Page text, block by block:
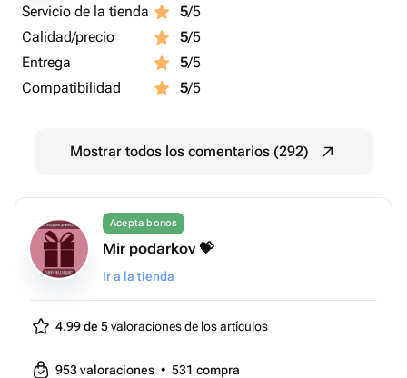
Servicio de la tienda 5/5
Calidad/precio
5/5
Entrega
5/5
Compatibilidad
5/5
Mostrar todos los comentarios (292)
Acepta bonos
Mir podarkov 💝
Ir a la tienda
4.99 de 5valoraciones de los artículos
953valoraciones • 531 compra